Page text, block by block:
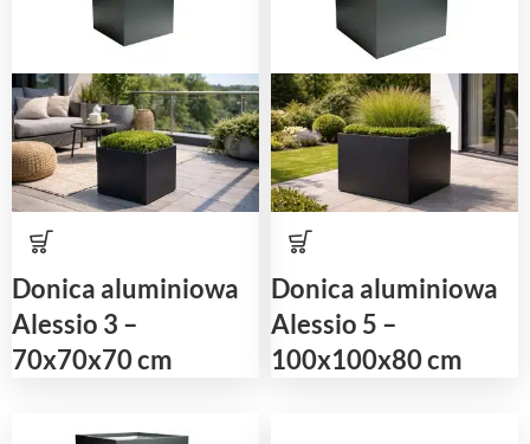
Donica aluminiowa
Alessio 3 –
70x70x70 cm
Donica aluminiowa
Alessio 5 –
100x100x80 cm